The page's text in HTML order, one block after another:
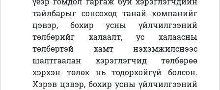
тайлбарыг сонсоход танай компанийг
цэвэр, бохир усны үйлчилгээний
төлбөрийг халаалт, ус халаасны
төлбөртэй хамт нэхэмжилснээс
шалтгаалан хэрэглэгчид төлбөрөө
хэрхэн төлөх нь тодорхойгүй болсон.
Хэрэв цэвэр, бохир усны үйлчилгээний